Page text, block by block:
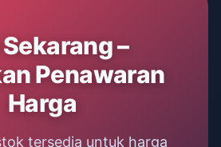
–
Penawaran
Harga
tersedia untuk harga